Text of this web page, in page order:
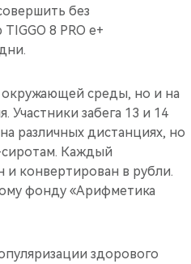
без
8 PRO e+
окружающей среды, но и на
забега 13 и 14
различных дистанциях, но
Каждый
и конвертирован в рубли.
фонду «Арифметика
здорового